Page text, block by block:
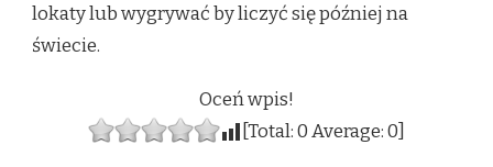
lokaty lub wygrywać by liczyć się później na
świecie.
Oceń wpis!
[Total:0Average:0]